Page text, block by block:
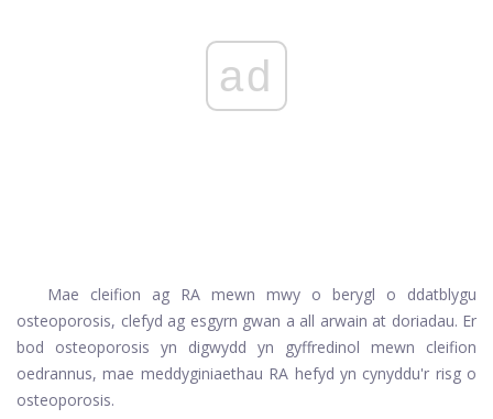
ad
Mae cleifion ag RA mewn mwy o berygl o ddatblygu
osteoporosis, clefyd ag esgyrn gwan a all arwain at doriadau. Er
bod osteoporosis yn digwydd yn gyffredinol mewn cleifion
oedrannus, mae meddyginiaethau RA hefyd yn cynyddu'r risg o
osteoporosis.